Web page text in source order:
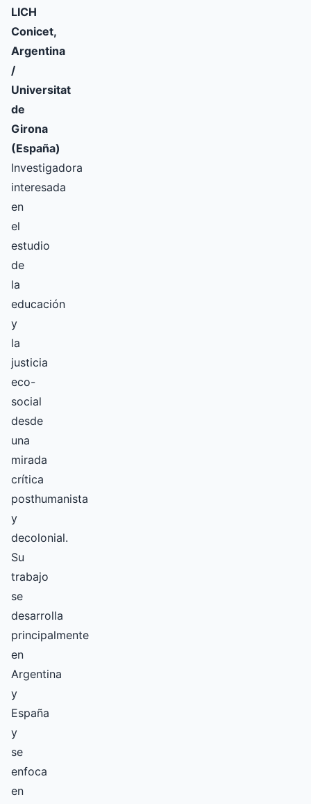
LICH
Conicet,
Argentina
/
Universitat
de
Girona
(España)
Investigadora
interesada
en
el
estudio
de
la
educación
y
la
justicia
eco-
social
desde
una
mirada
crítica
posthumanista
y
decolonial.
Su
trabajo
se
desarrolla
principalmente
en
Argentina
y
España
y
se
enfoca
en